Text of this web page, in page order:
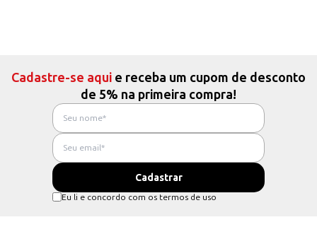
Cadastre-se aqui e receba um cupom de desconto
de 5% na primeira compra!
Eu li e concordo com os termos de uso